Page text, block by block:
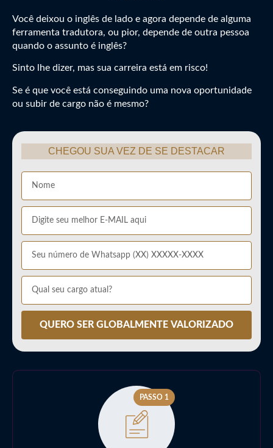
Você deixou o inglês de lado e agora depende de alguma
ferramenta tradutora, ou pior, depende de outra pessoa
quando o assunto é inglês?
Sinto lhe dizer, mas sua carreira está em risco!
Se é que você está conseguindo uma nova oportunidade
ou subir de cargo não é mesmo?
CHEGOU SUA VEZ DE SE DESTACAR
QUERO SER GLOBALMENTE VALORIZADO
PASSO 1